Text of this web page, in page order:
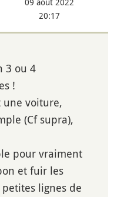
20:17
3 ou 4
!
une voiture,
(Cf supra),
pour vraiment
et fuir les
lignes de